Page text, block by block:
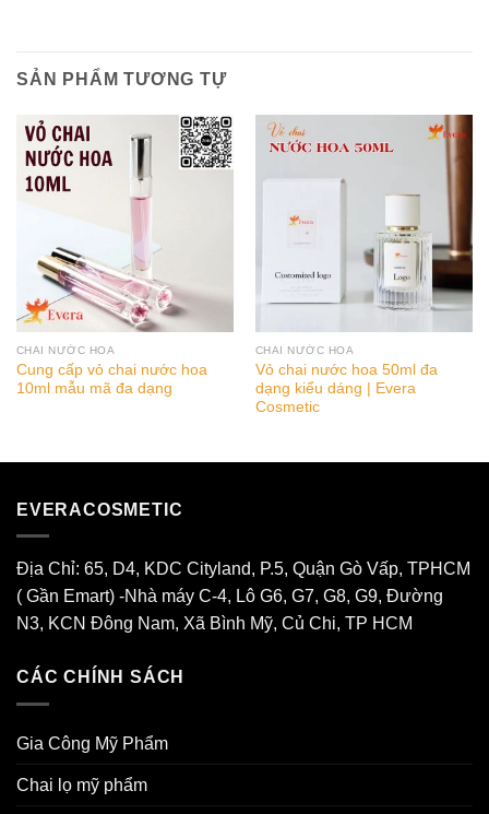
SẢN PHẨM TƯƠNG TỰ
CHAI NƯỚC HOA
Cung cấp vỏ chai nước hoa
10ml mẫu mã đa dạng
CHAI NƯỚC HOA
Vỏ chai nước hoa 50ml đa
dạng kiểu dáng | Evera
Cosmetic
EVERACOSMETIC
Địa Chỉ: 65, D4, KDC Cityland, P.5, Quận Gò Vấp, TPHCM
( Gần Emart) -Nhà máy C-4, Lô G6, G7, G8, G9, Đường
N3, KCN Đông Nam, Xã Bình Mỹ, Củ Chi, TP HCM
CÁC CHÍNH SÁCH
Gia Công Mỹ Phẩm
Chai lọ mỹ phẩm